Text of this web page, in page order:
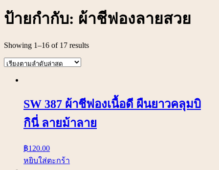
ป้ายกำกับ: ผ้าชีฟองลายสวย
Showing 1–16 of 17 results
SW 387 ผ้าชีฟองเนื้อดี ผืนยาวคลุมบิ
กินี่ ลายม้าลาย
฿120.00
หยิบใส่ตะกร้า